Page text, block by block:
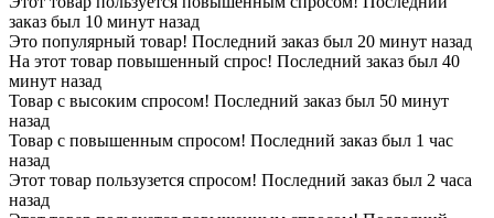
заказ был 10 минут назад
Это популярный товар! Последний заказ был 20 минут назад
На этот товар повышенный спрос! Последний заказ был 40
минут назад
Товар с высоким спросом! Последний заказ был 50 минут
назад
Товар с повышенным спросом! Последний заказ был 1 час
назад
Этот товар пользузется спросом! Последний заказ был 2 часа
назад